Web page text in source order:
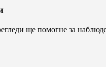
ще помогне за